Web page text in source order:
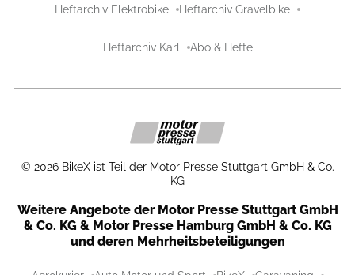
Heftarchiv Elektrobike Heftarchiv Gravelbike
Heftarchiv Karl Abo & Hefte
© 2026 BikeX ist Teil der Motor Presse Stuttgart GmbH & Co.
KG
Weitere Angebote der Motor Presse Stuttgart GmbH
& Co. KG & Motor Presse Hamburg GmbH & Co. KG
und deren Mehrheitsbeteiligungen